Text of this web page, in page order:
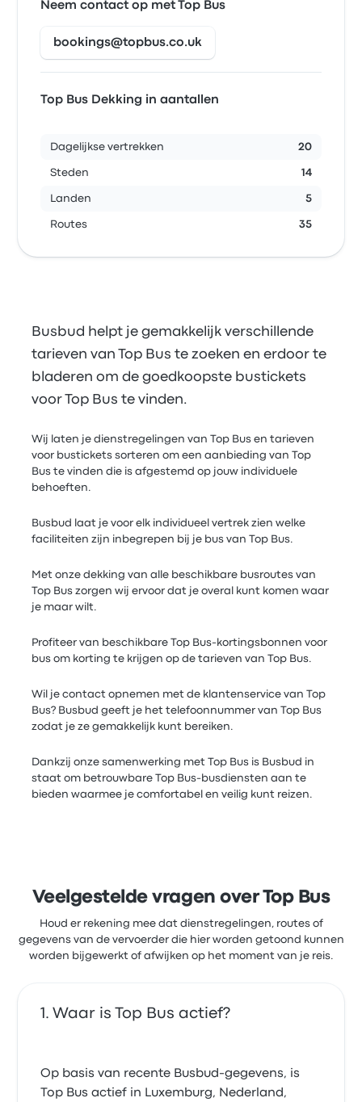
Neem contact op met Top Bus
bookings@topbus.co.uk
Top Bus Dekking in aantallen
Dagelijkse vertrekken 20
Steden 14
Landen 5
Routes 35
Busbud helpt je gemakkelijk verschillende
tarieven van Top Bus te zoeken en erdoor te
bladeren om de goedkoopste bustickets
voor Top Bus te vinden.
Wij laten je dienstregelingen van Top Bus en tarieven
voor bustickets sorteren om een aanbieding van Top
Bus te vinden die is afgestemd op jouw individuele
behoeften.
Busbud laat je voor elk individueel vertrek zien welke
faciliteiten zijn inbegrepen bij je bus van Top Bus.
Met onze dekking van alle beschikbare busroutes van
Top Bus zorgen wij ervoor dat je overal kunt komen waar
je maar wilt.
Profiteer van beschikbare Top Bus-kortingsbonnen voor
bus om korting te krijgen op de tarieven van Top Bus.
Wil je contact opnemen met de klantenservice van Top
Bus? Busbud geeft je het telefoonnummer van Top Bus
zodat je ze gemakkelijk kunt bereiken.
Dankzij onze samenwerking met Top Bus is Busbud in
staat om betrouwbare Top Bus-busdiensten aan te
bieden waarmee je comfortabel en veilig kunt reizen.
Veelgestelde vragen over Top Bus
Houd er rekening mee dat dienstregelingen, routes of
gegevens van de vervoerder die hier worden getoond kunnen
worden bijgewerkt of afwijken op het moment van je reis.
Waar is Top Bus actief?
Op basis van recente Busbud-gegevens, is
Top Bus actief in Luxemburg, Nederland,